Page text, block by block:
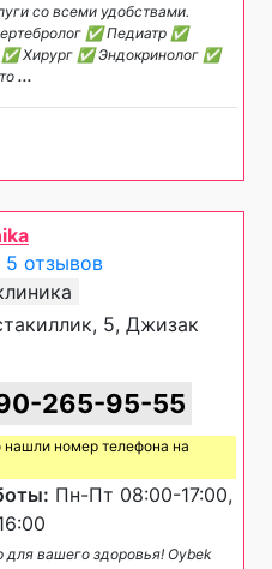
со всеми удобствами.
✅ Педиатр ✅
Хирург ✅ Эндокринолог ✅
...
5 отзывов
5, Джизак
265-95-55
нашли номер телефона на
Пн-Пт 08:00-17:00,
вашего здоровья! Oybek